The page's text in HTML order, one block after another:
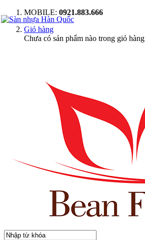
MOBILE: 0921.883.666
Giỏ hàng
Chưa có sản phẩm nào trong giỏ hàng